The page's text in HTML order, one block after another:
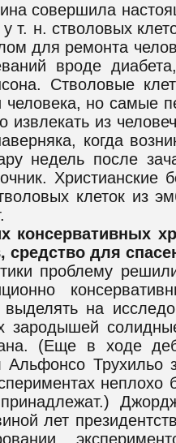
совершила
т. н. стволовых
для ремонта
вроде
Стволовые
человека, но самые
извлекать из
когда
недель после
Христианские
клеток из
консервативных
средство для
проблему
на
зародышей
(Еще в ходе
Трухильо
неплохо
лет